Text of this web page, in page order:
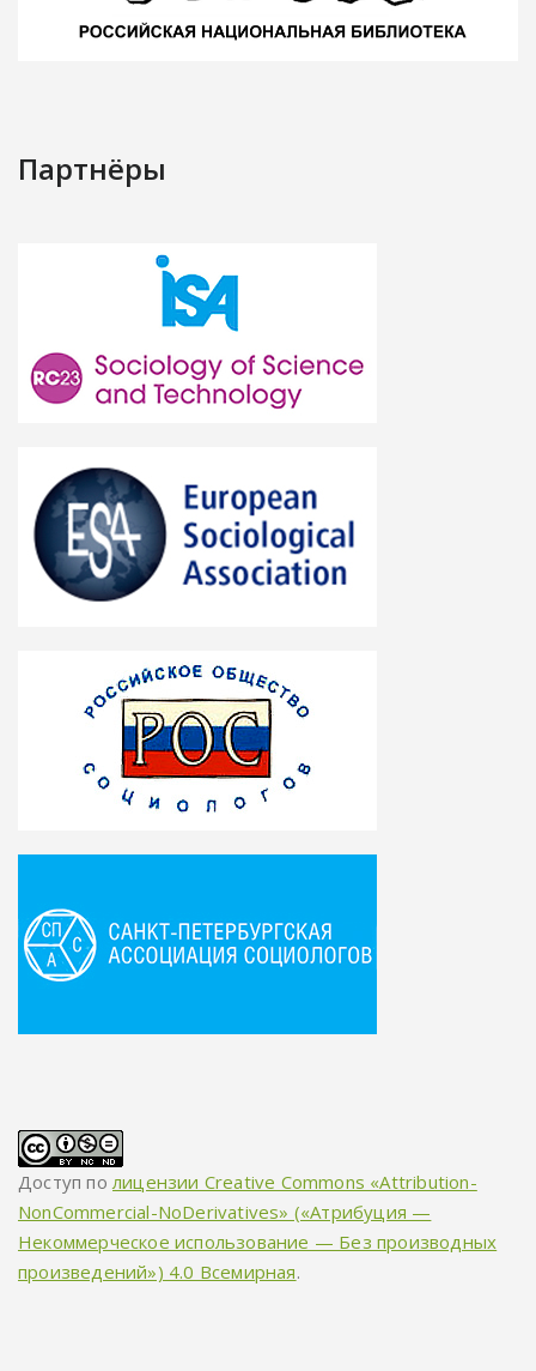
Партнёры
Доступ полицензии Creative Commons «Attribution-
NonCommercial-NoDerivatives» («Атрибуция —
Некоммерческое использование — Без производных
произведений») 4.0 Всемирная.